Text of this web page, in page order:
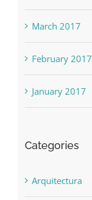
March 2017
February 2017
January 2017
Categories
Arquitectura